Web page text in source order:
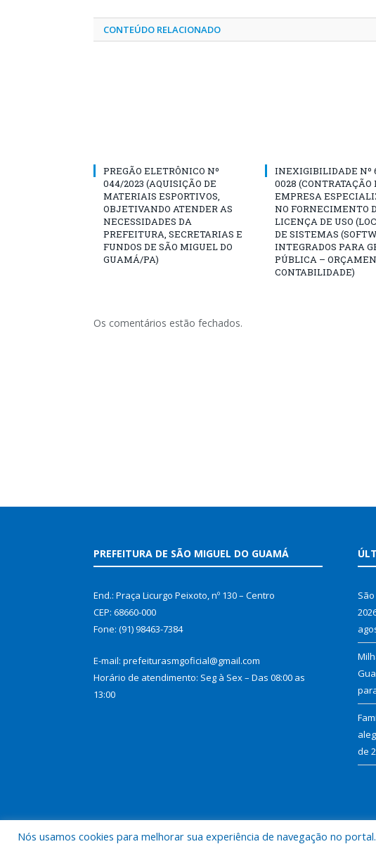
CONTEÚDO RELACIONADO
PREGÃO ELETRÔNICO Nº
044/2023 (AQUISIÇÃO DE
MATERIAIS ESPORTIVOS,
OBJETIVANDO ATENDER AS
NECESSIDADES DA
PREFEITURA, SECRETARIAS E
FUNDOS DE SÃO MIGUEL DO
GUAMÁ/PA)
INEXIGIBILIDADE Nº
0028 (CONTRATAÇÃO
EMPRESA
NO FORNECIMENTO
LICENÇA DE USO
DE SISTEMAS
INTEGRADOS PARA
PÚBLICA –
CONTABILIDADE)
Os comentários estão fechados.
PREFEITURA DE SÃO MIGUEL DO GUAMÁ
End.: Praça Licurgo Peixoto, nº 130 – Centro
CEP: 68660-000
Fone: (91) 98463-7384
E-mail: prefeiturasmgoficial@gmail.com
Horário de atendimento: Seg à Sex – Das 08:00 as
13:00
de
Nós usamos cookies para melhorar sua experiência de navegação no